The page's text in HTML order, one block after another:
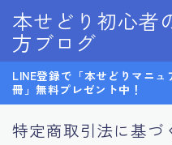
本せどり初心者
方ブログ
MENU
0から始めるメルカリ物販
LINE@
LINE登録特典
Twitter
LINE登録で「本せどりマニュ
冊」無料プレゼント中！
特定商取引法に基づ